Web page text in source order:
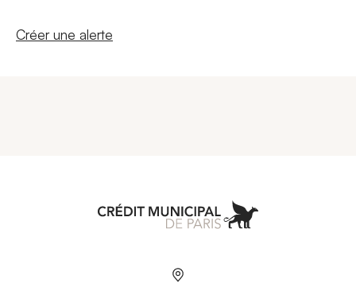
Nouvelle fenêtre
Créer une alerte